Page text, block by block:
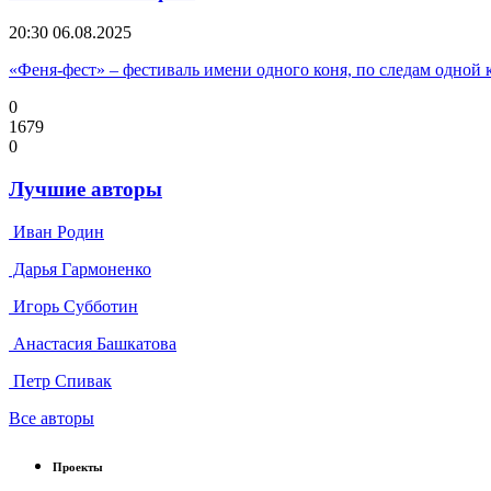
20:30 06.08.2025
«Феня-фест» – фестиваль имени одного коня, по следам одной
0
1679
0
Лучшие авторы
Иван Родин
Дарья Гармоненко
Игорь Субботин
Анастасия Башкатова
Петр Спивак
Все авторы
Проекты